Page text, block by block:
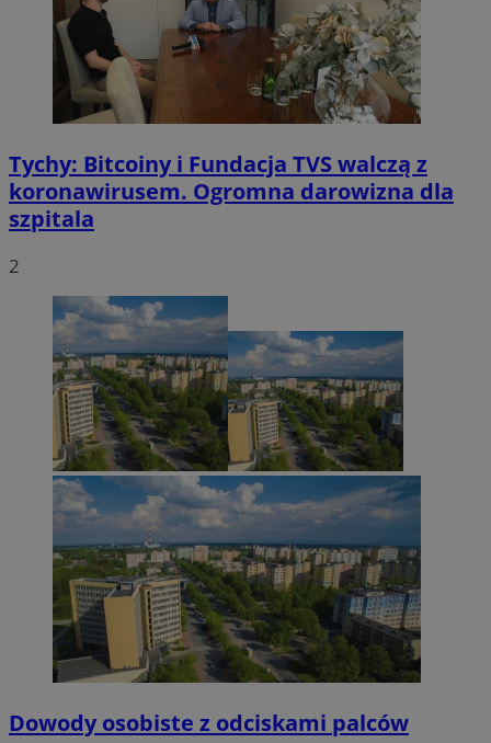
Tychy: Bitcoiny i Fundacja TVS walczą z
koronawirusem. Ogromna darowizna dla
szpitala
2
Dowody osobiste z odciskami palców